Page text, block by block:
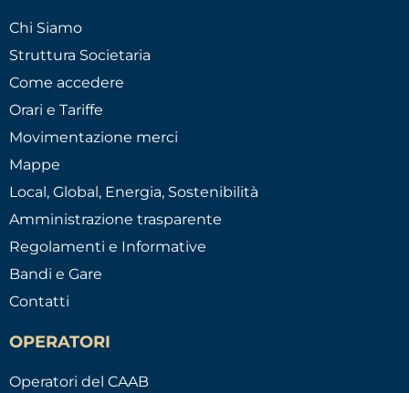
Chi Siamo
Struttura Societaria
Come accedere
Orari e Tariffe
Movimentazione merci
Mappe
Local, Global, Energia, Sostenibilità
Amministrazione trasparente
Regolamenti e Informative
Bandi e Gare
Contatti
OPERATORI
Operatori del CAAB